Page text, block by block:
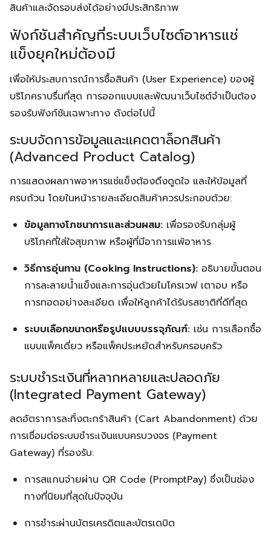
สินค้าและจัดรอบส่งได้อย่างมีประสิทธิภาพ
ฟังก์ชันสำคัญที่ระบบเว็บไซต์อาหารแช่
แข็งยุคใหม่ต้องมี
เพื่อให้ประสบการณ์การซื้อสินค้า (User Experience) ของผู้
บริโภคราบรื่นที่สุด การออกแบบและพัฒนาเว็บไซต์จำเป็นต้อง
รองรับฟังก์ชันเฉพาะทาง ดังต่อไปนี้
ระบบจัดการข้อมูลและแคตตาล็อกสินค้า
(Advanced Product Catalog)
การแสดงผลภาพอาหารแช่แข็งต้องดึงดูดใจ และให้ข้อมูลที่
ครบถ้วน โดยในหน้ารายละเอียดสินค้าควรประกอบด้วย:
ข้อมูลทางโภชนาการและส่วนผสม: เพื่อรองรับกลุ่มผู้
บริโภคที่ใส่ใจสุขภาพ หรือผู้ที่มีอาการแพ้อาหาร
วิธีการอุ่นทาน (Cooking Instructions): อธิบายขั้นตอน
การละลายน้ำแข็งและการอุ่นด้วยไมโครเวฟ เตาอบ หรือ
การทอดอย่างละเอียด เพื่อให้ลูกค้าได้รับรสชาติที่ดีที่สุด
ระบบเลือกขนาดหรือรูปแบบบรรจุภัณฑ์: เช่น การเลือกซื้อ
แบบแพ็คเดี่ยว หรือแพ็คประหยัดสำหรับครอบครัว
ระบบชำระเงินที่หลากหลายและปลอดภัย
(Integrated Payment Gateway)
ลดอัตราการละทิ้งตะกร้าสินค้า (Cart Abandonment) ด้วย
การเชื่อมต่อระบบชำระเงินแบบครบวงจร (Payment
Gateway) ที่รองรับ:
การสแกนจ่ายผ่าน QR Code (PromptPay) ซึ่งเป็นช่อง
ทางที่นิยมที่สุดในปัจจุบัน
การชำระผ่านบัตรเครดิตและบัตรเดบิต